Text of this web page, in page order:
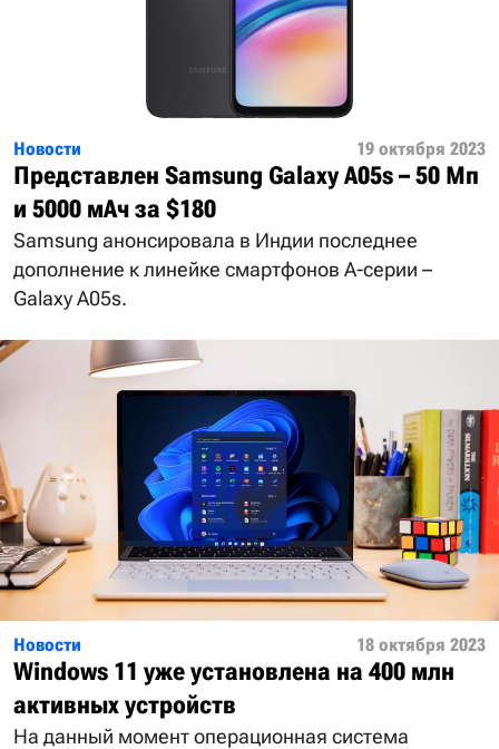
Новости 19 октября 2023
Представлен Samsung Galaxy A05s – 50 Мп
и 5000 мАч за $180
Samsung анонсировала в Индии последнее
дополнение к линейке смартфонов A-серии –
Galaxy A05s.
Новости 18 октября 2023
Windows 11 уже установлена на 400 млн
активных устройств
На данный момент операционная система